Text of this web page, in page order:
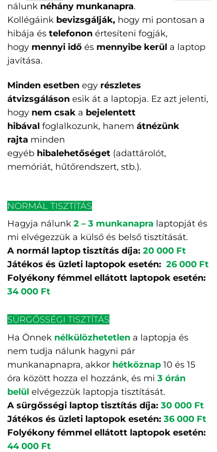
nálunk néhány munkanapra.
Kollégáink bevizsgálják, hogy mi pontosan a
hibája és telefonon értesíteni fogják,
hogy mennyi idő és mennyibe kerül a laptop
javítása.
Minden esetben egy részletes
átvizsgáláson esik át a laptopja. Ez azt jelenti,
hogy nem csak a bejelentett
hibával foglalkozunk, hanem átnézünk
rajta minden
egyéb hibalehetőséget (adattárolót,
memóriát, hűtőrendszert, stb.).
NORMÁL TISZTÍTÁS
Hagyja nálunk 2 – 3 munkanapra laptopját és
mi elvégezzük a külső és belső tisztítását.
A normál laptop tisztítás díja: 20 000 Ft
Játékos és üzleti laptopok esetén: 26 000 Ft
Folyékony fémmel ellátott laptopok esetén:
34 000 Ft
SÜRGŐSSÉGI TISZTÍTÁS
Ha Önnek nélkülözhetetlen a laptopja és
nem tudja nálunk hagyni pár
munkanapnapra, akkor hétköznap 10 és 15
óra között hozza el hozzánk, és mi 3 órán
belül elvégezzük laptopja tisztítását.
A sürgősségi laptop tisztítás díja: 30 000 Ft
Játékos és üzleti laptopok esetén: 36 000 Ft
Folyékony fémmel ellátott laptopok esetén:
44 000 Ft